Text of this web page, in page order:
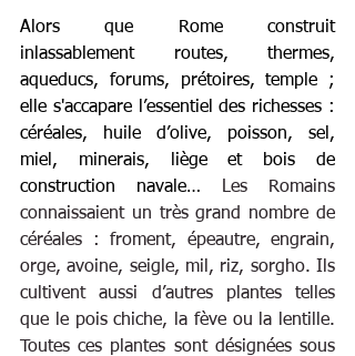
Alors que Rome construit
inlassablement routes, thermes,
aqueducs, forums, prétoires, temple ;
elle s'accapare l’essentiel des richesses :
céréales, huile d’olive, poisson, sel,
miel, minerais, liège et bois de
construction navale…
Les Romains
connaissaient un très grand nombre de
céréales : froment, épeautre, engrain,
orge, avoine, seigle, mil, riz, sorgho. Ils
cultivent aussi d’autres plantes telles
que le pois chiche, la fève ou la lentille.
Toutes ces plantes sont désignées sous